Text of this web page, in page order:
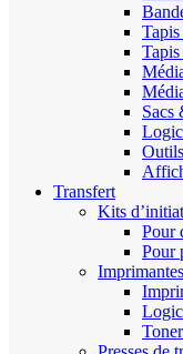
Sacs
Outils
Transfert
Kits
Pour
Pour